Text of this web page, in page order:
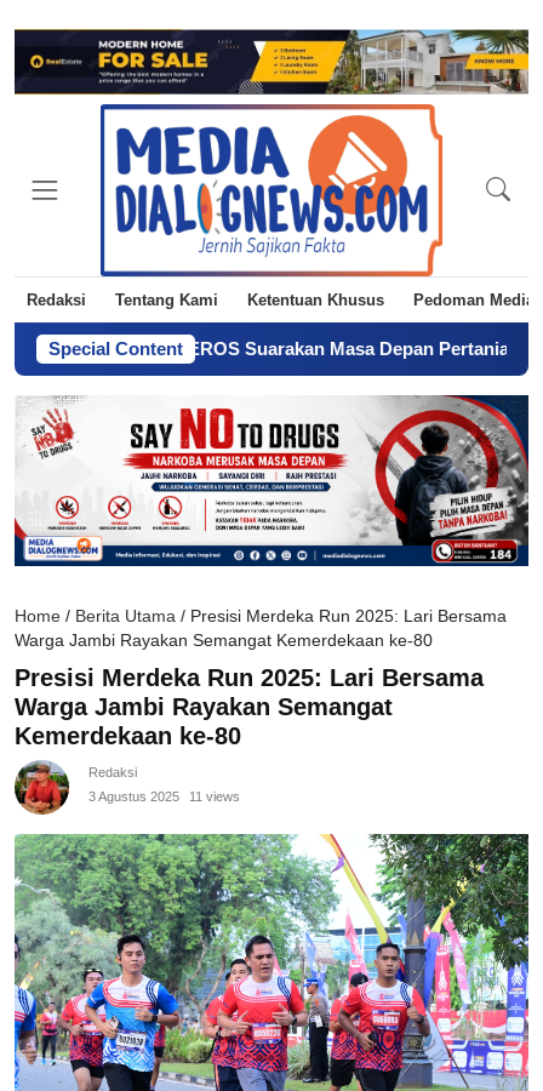
Redaksi Tentang Kami Ketentuan Khusus Pedoman Media
Special Content
PEPETEROS Suarakan Masa Depan Pertanian dari
Home / Berita Utama / Presisi Merdeka Run 2025: Lari Bersama
Warga Jambi Rayakan Semangat Kemerdekaan ke-80
Presisi Merdeka Run 2025: Lari Bersama
Warga Jambi Rayakan Semangat
Kemerdekaan ke-80
Redaksi
3 Agustus 2025
11 views